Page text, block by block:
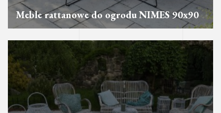
Meble rattanowe do ogrodu NIMES 90x90